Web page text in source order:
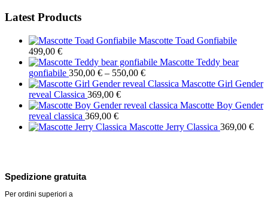
Latest Products
Mascotte Toad Gonfiabile
499,00 €
Mascotte Teddy bear
gonfiabile 350,00 € – 550,00 €
Mascotte Girl Gender
reveal Classica 369,00 €
Mascotte Boy Gender
reveal classica 369,00 €
Mascotte Jerry Classica 369,00 €
Spedizione gratuita
Per ordini superiori a